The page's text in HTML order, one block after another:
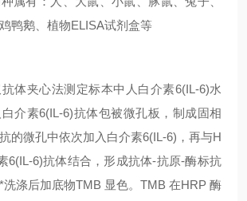
鸭鹅、植物ELISA试剂盒等
体夹心法测定标本中人白介素6(IL-6)水
介素6(IL-6)抗体包被微孔板，制成固相
的微孔中依次加入白介素6(IL-6)，再与H
6(IL-6)抗体结合，形成抗体-抗原-酶标抗
涤后加底物TMB 显色。TMB 在HRP 酶